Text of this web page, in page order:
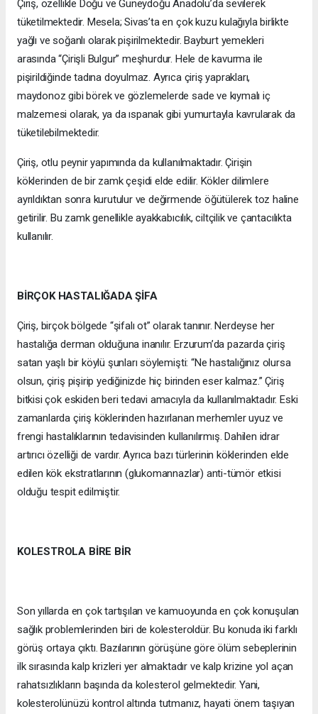
Çiriş, özellikle Doğu ve Güneydoğu Anadolu’da sevilerek
tüketilmektedir. Mesela; Sivas’ta en çok kuzu kulağıyla birlikte
yağlı ve soğanlı olarak pişirilmektedir. Bayburt yemekleri
arasında “Çirişli Bulgur” meşhurdur. Hele de kavurma ile
pişirildiğinde tadına doyulmaz. Ayrıca çiriş yaprakları,
maydonoz gibi börek ve gözlemelerde sade ve kıymalı iç
malzemesi olarak, ya da ıspanak gibi yumurtayla kavrularak da
tüketilebilmektedir.
Çiriş, otlu peynir yapımında da kullanılmaktadır. Çirişin
köklerinden de bir zamk çeşidi elde edilir. Kökler dilimlere
ayrıldıktan sonra kurutulur ve değirmende öğütülerek toz haline
getirilir. Bu zamk genellikle ayakkabıcılık, ciltçilik ve çantacılıkta
kullanılır.
BİRÇOK HASTALIĞADA ŞİFA
Çiriş, birçok bölgede “şifalı ot” olarak tanınır. Nerdeyse her
hastalığa derman olduğuna inanılır. Erzurum’da pazarda çiriş
satan yaşlı bir köylü şunları söylemişti: “Ne hastalığınız olursa
olsun, çiriş pişirip yediğinizde hiç birinden eser kalmaz.” Çiriş
bitkisi çok eskiden beri tedavi amacıyla da kullanılmaktadır. Eski
zamanlarda çiriş köklerinden hazırlanan merhemler uyuz ve
frengi hastalıklarının tedavisinden kullanılırmış. Dahilen idrar
artırıcı özelliği de vardır. Ayrıca bazı türlerinin köklerinden elde
edilen kök ekstratlarının (glukomannazlar) anti-tümör etkisi
olduğu tespit edilmiştir.
KOLESTROLA BİRE BİR
Son yıllarda en çok tartışılan ve kamuoyunda en çok konuşulan
sağlık problemlerinden biri de kolesteroldür. Bu konuda iki farklı
görüş ortaya çıktı. Bazılarının görüşüne göre ölüm sebeplerinin
ilk sırasında kalp krizleri yer almaktadır ve kalp krizine yol açan
rahatsızlıkların başında da kolesterol gelmektedir. Yani,
kolesterolünüzü kontrol altında tutmanız, hayati önem taşıyan